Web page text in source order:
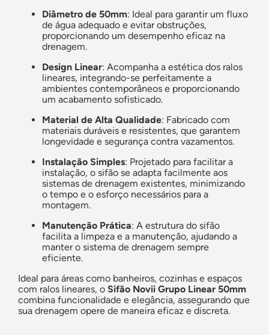
Diâmetro de 50mm: Ideal para garantir um fluxo
de água adequado e evitar obstruções,
proporcionando um desempenho eficaz na
drenagem.
Design Linear: Acompanha a estética dos ralos
lineares, integrando-se perfeitamente a
ambientes contemporâneos e proporcionando
um acabamento sofisticado.
Material de Alta Qualidade: Fabricado com
materiais duráveis e resistentes, que garantem
longevidade e segurança contra vazamentos.
Instalação Simples: Projetado para facilitar a
instalação, o sifão se adapta facilmente aos
sistemas de drenagem existentes, minimizando
o tempo e o esforço necessários para a
montagem.
Manutenção Prática: A estrutura do sifão
facilita a limpeza e a manutenção, ajudando a
manter o sistema de drenagem sempre
eficiente.
Ideal para áreas como banheiros, cozinhas e espaços
com ralos lineares, o Sifão Novii Grupo Linear 50mm
combina funcionalidade e elegância, assegurando que
sua drenagem opere de maneira eficaz e discreta.